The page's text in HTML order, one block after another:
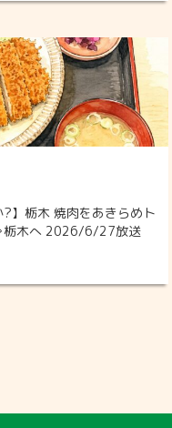
?】栃木 焼肉をあきらめト
栃木へ 2026/6/27放送